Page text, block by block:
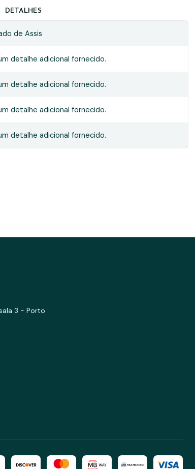
DETALHES
de Assis
detalhe adicional fornecido.
detalhe adicional fornecido.
detalhe adicional fornecido.
detalhe adicional fornecido.
3 - Porto